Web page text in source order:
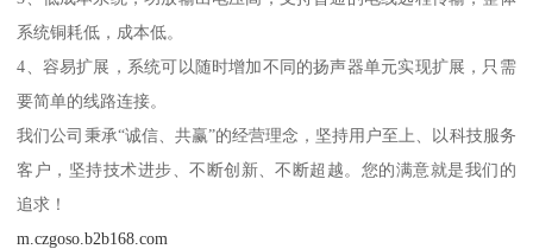
系统铜耗低，成本低。
4、容易扩展，系统可以随时增加不同的扬声器单元实现扩展，只需
要简单的线路连接。
我们公司秉承“诚信、共赢”的经营理念，坚持用户至上、以科技服务
客户，坚持技术进步、不断创新、不断超越。您的满意就是我们的
追求！
m.czgoso.b2b168.com